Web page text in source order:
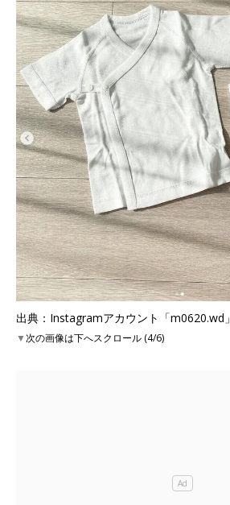
出典：Instagramアカウント「m0620.wd」
▼次の画像は下へスクロール (4/6)